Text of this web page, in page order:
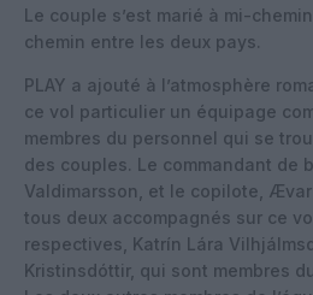
Le couple s’est marié à mi-
chemin entre les deux pays.
PLAY a ajouté à l’atmosphère
ce vol particulier un équipage
membres du personnel qui se
des couples. Le commandant de
Valdimarsson, et le copilote,
tous deux accompagnés sur ce
respectives, Katrín Lára
Kristinsdóttir, qui sont membres